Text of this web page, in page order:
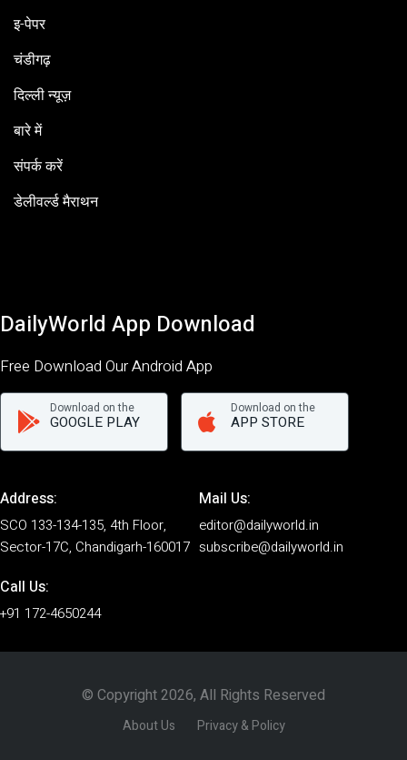
इ-पेपर
चंडीगढ़
दिल्ली न्यूज़
बारे में
संपर्क करें
डेलीवर्ल्ड मैराथन
DailyWorld App Download
Free Download Our Android App
Download on the
GOOGLE PLAY
Download on the
APP STORE
Address:
SCO 133-134-135, 4th Floor,
Sector-17C, Chandigarh-160017
Mail Us:
editor@dailyworld.in
subscribe@dailyworld.in
Call Us:
+91 172-4650244
© Copyright 2026, All Rights Reserved
About Us Privacy & Policy